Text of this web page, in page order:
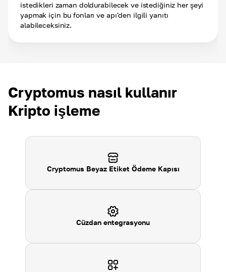
istedikleri zaman doldurabilecek ve istediğiniz her şeyi
yapmak için bu fonları ve apı'den ilgili yanıtı
alabileceksiniz.
Cryptomus nasıl kullanır
Kripto işleme
Cryptomus Beyaz Etiket Ödeme Kapısı
Cüzdan entegrasyonu